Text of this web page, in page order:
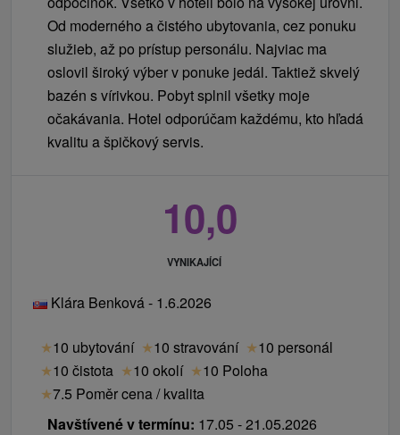
Od moderného a čistého ubytovania, cez ponuku
služieb, až po prístup personálu. Najviac ma
oslovil široký výber v ponuke jedál. Taktiež skvelý
bazén s vírivkou. Pobyt splnil všetky moje
očakávania. Hotel odporúčam každému, kto hľadá
kvalitu a špičkový servis.
10,0
VYNIKAJÍCÍ
Klára Benková - 1.6.2026
★10 ubytování ★10 stravování ★10 personál
★10 čistota ★10 okolí ★10 Poloha
★7.5 Poměr cena / kvalita
Navštívené v termínu: 17.05 - 21.05.2026